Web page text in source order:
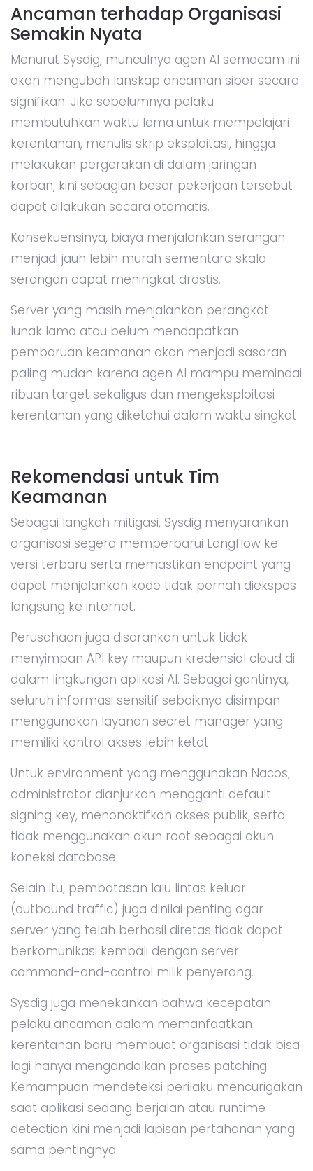
Ancaman terhadap Organisasi
Semakin Nyata
Menurut Sysdig, munculnya agen AI semacam ini
akan mengubah lanskap ancaman siber secara
signifikan. Jika sebelumnya pelaku
membutuhkan waktu lama untuk mempelajari
kerentanan, menulis skrip eksploitasi, hingga
melakukan pergerakan di dalam jaringan
korban, kini sebagian besar pekerjaan tersebut
dapat dilakukan secara otomatis.
Konsekuensinya, biaya menjalankan serangan
menjadi jauh lebih murah sementara skala
serangan dapat meningkat drastis.
Server yang masih menjalankan perangkat
lunak lama atau belum mendapatkan
pembaruan keamanan akan menjadi sasaran
paling mudah karena agen AI mampu memindai
ribuan target sekaligus dan mengeksploitasi
kerentanan yang diketahui dalam waktu singkat.
Rekomendasi untuk Tim
Keamanan
Sebagai langkah mitigasi, Sysdig menyarankan
organisasi segera memperbarui Langflow ke
versi terbaru serta memastikan endpoint yang
dapat menjalankan kode tidak pernah diekspos
langsung ke internet.
Perusahaan juga disarankan untuk tidak
menyimpan API key maupun kredensial cloud di
dalam lingkungan aplikasi AI. Sebagai gantinya,
seluruh informasi sensitif sebaiknya disimpan
menggunakan layanan secret manager yang
memiliki kontrol akses lebih ketat.
Untuk environment yang menggunakan Nacos,
administrator dianjurkan mengganti default
signing key, menonaktifkan akses publik, serta
tidak menggunakan akun root sebagai akun
koneksi database.
Selain itu, pembatasan lalu lintas keluar
(outbound traffic) juga dinilai penting agar
server yang telah berhasil diretas tidak dapat
berkomunikasi kembali dengan server
command-and-control milik penyerang.
Sysdig juga menekankan bahwa kecepatan
pelaku ancaman dalam memanfaatkan
kerentanan baru membuat organisasi tidak bisa
lagi hanya mengandalkan proses patching.
Kemampuan mendeteksi perilaku mencurigakan
saat aplikasi sedang berjalan atau runtime
detection kini menjadi lapisan pertahanan yang
sama pentingnya.